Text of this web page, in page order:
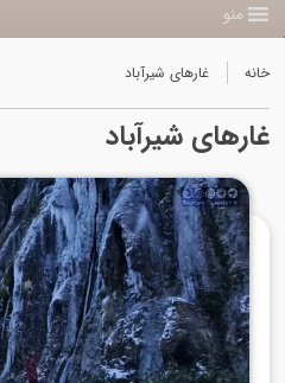
منو
خانه غارهای شیرآباد
غارهای شیرآباد